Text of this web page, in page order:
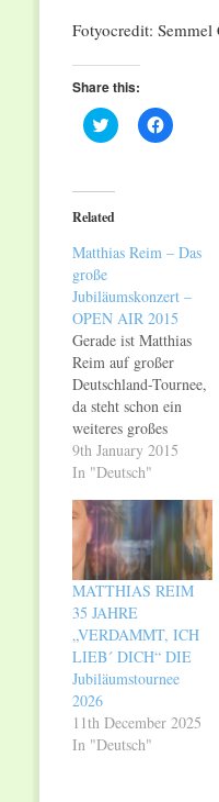
Fotyocredit: Semmel
Share this:
Click
to
(Opens
in
new
Click
to
Related
Matthias Reim – Das
große
Jubiläumskonzert –
OPEN AIR 2015
Gerade ist Matthias
Reim auf großer
Deutschland-Tournee,
da steht schon ein
weiteres großes
Ereignis vor der Tür.
Im Jahr 2015 feiert
großes Jubiläum, das
er mit ganz
besonderen Konzerten
feiern wird: „Matthias
Reim – 25 Jahre
Verdammt ich lieb
dich – Das große
Jubiläumskonzert –
Open Air…
9th January 2015
In "Deutsch"
MATTHIAS REIM
35 JAHRE
„VERDAMMT, ICH
LIEB´ DICH“ DIE
Jubiläumstournee
2026
11th December 2025
In "Deutsch"